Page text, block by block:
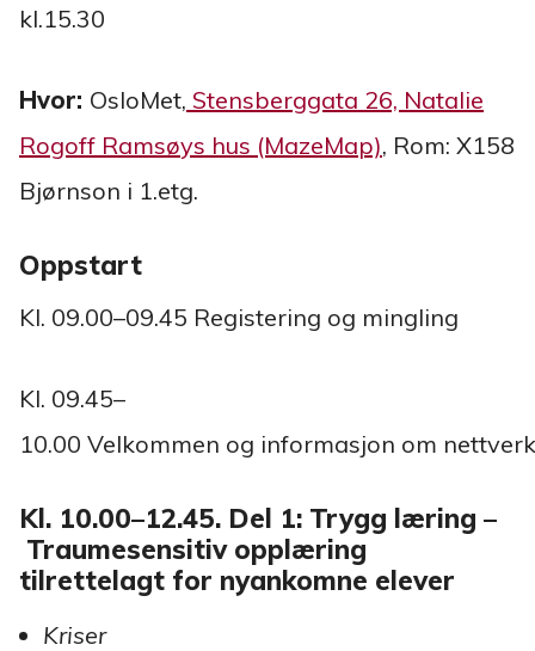
kl.15.30
Hvor: OsloMet, Stensberggata 26, Natalie
Rogoff Ramsøys hus (MazeMap), Rom: X158
Bjørnson i 1.etg.
Oppstart
Kl. 09.00–09.45 Registering og mingling
Kl. 09.45–
10.00 Velkommen og informasjon om
Kl. 10.00–12.45. Del 1: Trygg læring –
Traumesensitiv opplæring
tilrettelagt for nyankomne elever
Kriser